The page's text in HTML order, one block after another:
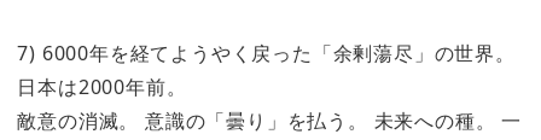
7) 6000年を経てようやく戻った「余剰蕩尽」の世界。
日本は2000年前。
敵意の消滅。 意識の「曇り」を払う。 未来への種。 一